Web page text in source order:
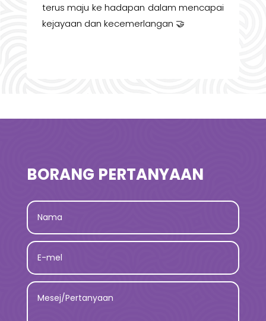
terus maju ke hadapan dalam mencapai
kejayaan dan kecemerlangan 🤝
BORANG PERTANYAAN